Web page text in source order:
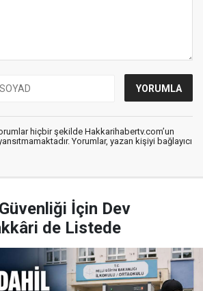
hiçbir şekilde Hakkarihabertv.com’un
Yorumlar, yazan kişiyi bağlayıcı
İçin Dev
de Listede